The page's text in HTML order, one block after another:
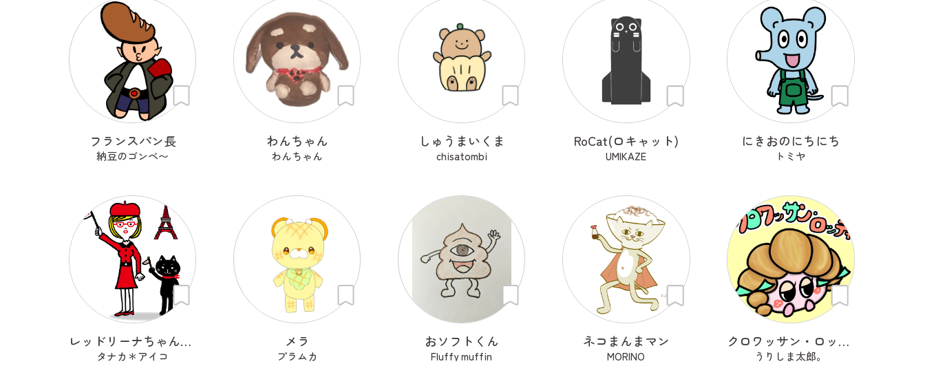
フランスパン長
納豆のゴンベ〜
わんちゃん
わんちゃん
しゅうまいくま
chisatombi
RoCat(ロキャット)
UMIKAZE
にきおのにちにち
トミヤ
レッドリーナちゃんとミッシェルくん
タナカ＊アイコ
メラ
プラムカ
おソフトくん
Fluffy muffin
ネコまんまマン
MORINO
クロワッサン・ロッティ
うりしま太郎。